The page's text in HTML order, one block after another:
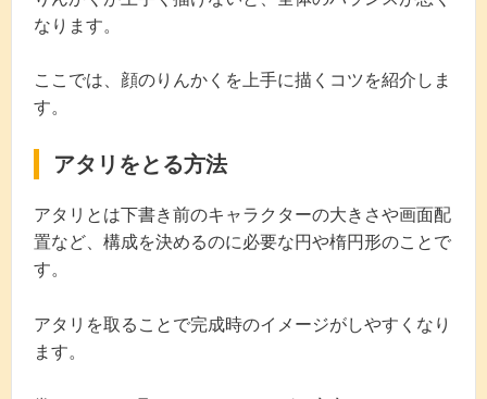
なります。
ここでは、顔のりんかくを上手に描くコツを紹介しま
す。
アタリをとる方法
アタリとは下書き前のキャラクターの大きさや画面配
置など、構成を決めるのに必要な円や楕円形のことで
す。
アタリを取ることで完成時のイメージがしやすくなり
ます。